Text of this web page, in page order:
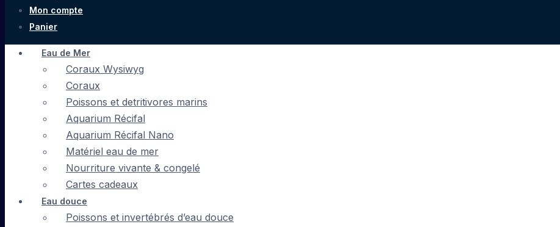
Mon compte
Panier
Eau de Mer
Coraux Wysiwyg
Coraux
Poissons et detritivores marins
Aquarium Récifal
Aquarium Récifal Nano
Matériel eau de mer
Nourriture vivante & congelé
Cartes cadeaux
Eau douce
Poissons et invertébrés d’eau douce